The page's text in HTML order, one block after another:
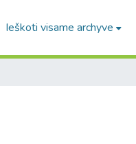
Ieškoti visame archyve